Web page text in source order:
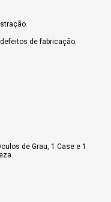
de fabricação.
de Grau, 1 Case e 1